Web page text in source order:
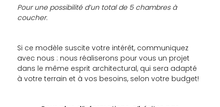
Pour une possibilité d’un total de 5 chambres à
coucher.
Si ce modèle suscite votre intérêt, communiquez
avec nous : nous réaliserons pour vous un projet
dans le même esprit architectural, qui sera adapté
à votre terrain et à vos besoins, selon votre budget!